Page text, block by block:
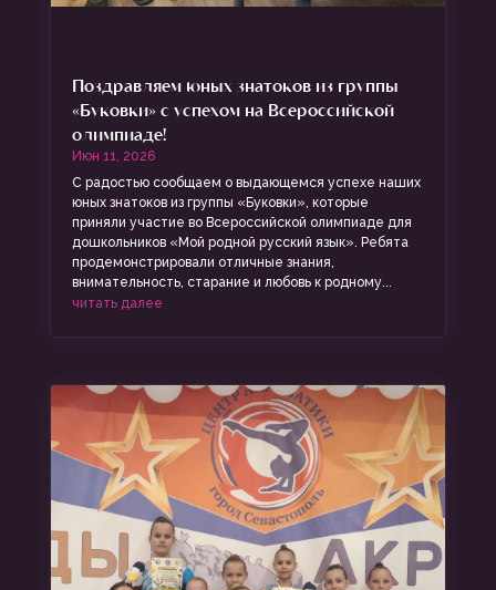
Поздравляем юных знатоков из группы
«Буковки» с успехом на Всероссийской
олимпиаде!
Июн 11, 2026
С радостью сообщаем о выдающемся успехе наших
юных знатоков из группы «Буковки», которые
приняли участие во Всероссийской олимпиаде для
дошкольников «Мой родной русский язык». Ребята
продемонстрировали отличные знания,
внимательность, старание и любовь к родному...
читать далее